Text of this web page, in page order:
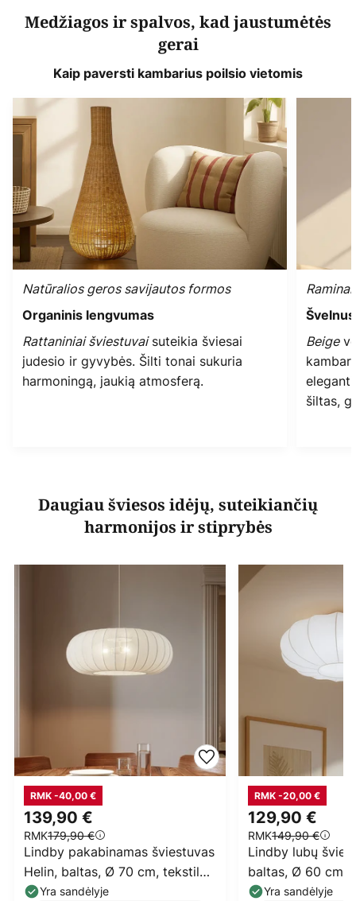
Medžiagos ir spalvos, kad jaustumėtės
gerai
Kaip paversti kambarius poilsio vietomis
Natūralios geros savijautos formos
Organinis lengvumas
Rattaniniai šviestuvaisuteikia šviesai
judesio ir gyvybės. Šilti tonai sukuria
harmoningą, jaukią atmosferą.
Beige
šiltas,
Daugiau šviesos idėjų, suteikiančių
harmonijos ir stiprybės
139,90 €
RMK179,90 €
RMK -40,00 €
Lindby pakabinamas šviestuvas
Helin, baltas, Ø 70 cm, tekstilė,
3 x E27
Yra sandėlyje
129,90 €
RMK149,90 €
RMK -20,00 €
Lindby lubų
baltas, Ø 60 cm,
E27Yra sandėlyje